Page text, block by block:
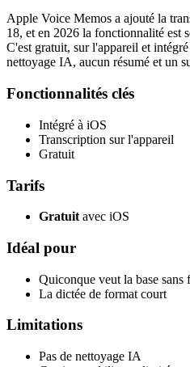
Apple Voice Memos a ajouté la
18, et en 2026 la fonctionnalité est
C'est gratuit, sur l'appareil et
nettoyage IA, aucun résumé et un
Fonctionnalités clés
Intégré à iOS
Transcription sur l'appareil
Gratuit
Tarifs
Gratuit avec iOS
Idéal pour
Quiconque veut la base sans
La dictée de format court
Limitations
Pas de nettoyage IA